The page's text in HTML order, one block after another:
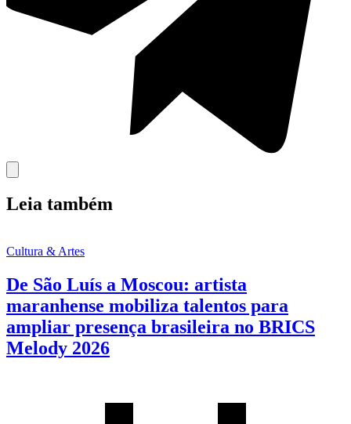
Leia também
Cultura & Artes
De São Luís a Moscou: artista
maranhense mobiliza talentos para
ampliar presença brasileira no BRICS
Melody 2026